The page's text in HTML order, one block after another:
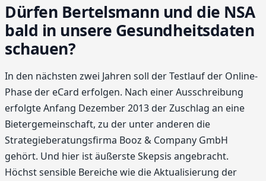
Dürfen Bertelsmann und die NSA
bald in unsere Gesundheitsdaten
schauen?
In den nächsten zwei Jahren soll der Testlauf der Online-
Phase der eCard erfolgen. Nach einer Ausschreibung
erfolgte Anfang Dezember 2013 der Zuschlag an eine
Bietergemeinschaft, zu der unter anderen die
Strategieberatungsfirma Booz & Company GmbH
gehört. Und hier ist äußerste Skepsis angebracht.
Höchst sensible Bereiche wie die Aktualisierung der